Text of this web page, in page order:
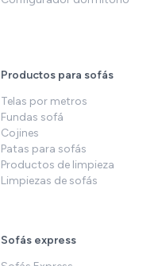
Productos para sofás
Telas por metros
Fundas sofá
Cojines
Patas para sofás
Productos de limpieza
Limpiezas de sofás
Sofás express